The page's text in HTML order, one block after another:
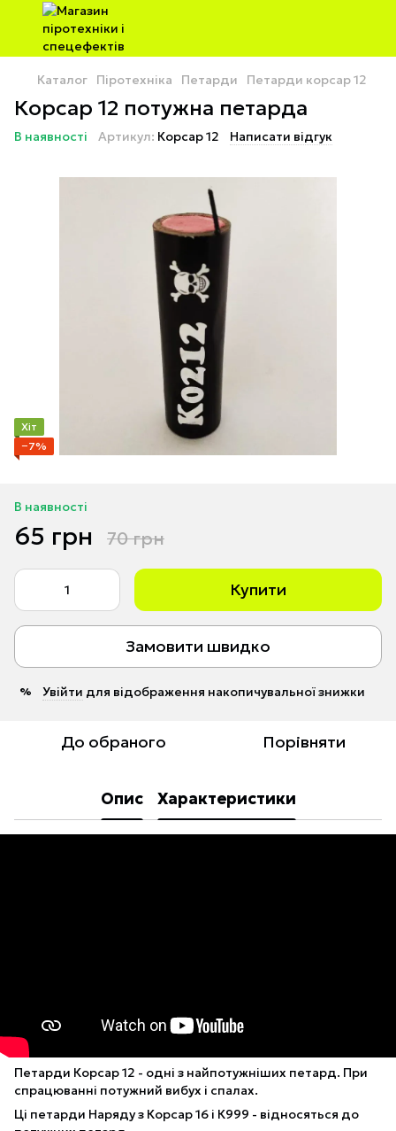
Каталог Піротехніка Петарди Петарди корсар 12
Корсар 12 потужна петарда
В наявності Артикул: Корсар 12 Написати відгук
Хіт
−7%
В наявності
65 грн 70 грн
Купити
Замовити швидко
% Увійти для відображення накопичувальної знижки
До обраного Порівняти
Опис Характеристики
Петарди Корсар 12 - одні з найпотужніших петард. При
спрацюванні потужний вибух і спалах.
Ці петарди Наряду з Корсар 16 і К999 - відносяться до